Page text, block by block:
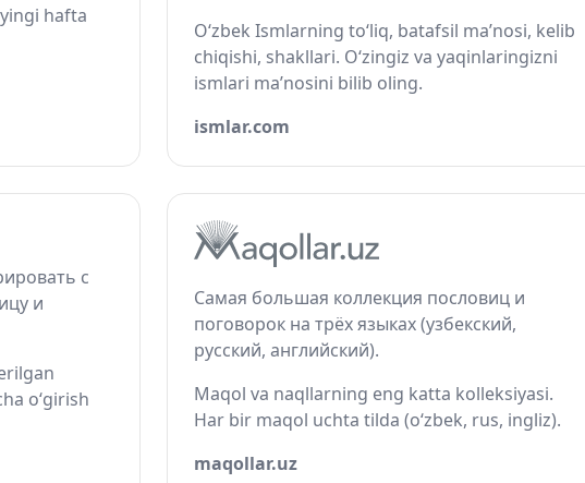
hafta
O‘zbek Ismlarning to‘liq, batafsil ma’nosi, kelib
chiqishi, shakllari. O‘zingiz va yaqinlaringizni
ismlari ma’nosini bilib oling.
ismlar.com
с
и
o‘girish
Самая большая коллекция пословиц и
поговорок на трёх языках (узбекский,
русский, английский).
Maqol va naqllarning eng katta kolleksiyasi.
Har bir maqol uchta tilda (o‘zbek, rus, ingliz).
maqollar.uz